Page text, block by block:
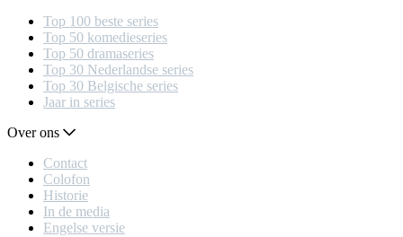
Top 100 beste series
Top 50 komedieseries
Top 50 dramaseries
Top 30 Nederlandse series
Top 30 Belgische series
Jaar in series
Over ons
Contact
Colofon
Historie
In de media
Engelse versie